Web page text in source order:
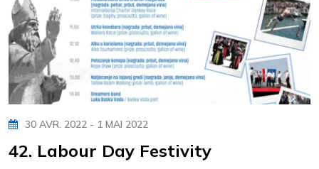
30 AVR. 2022 - 1 MAI 2022
42. Labour Day Festivity